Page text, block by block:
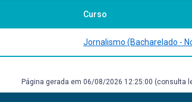
Curso
Jornalismo (Bacharelado -
Página gerada em 06/08/2026 12:25:00 (consulta